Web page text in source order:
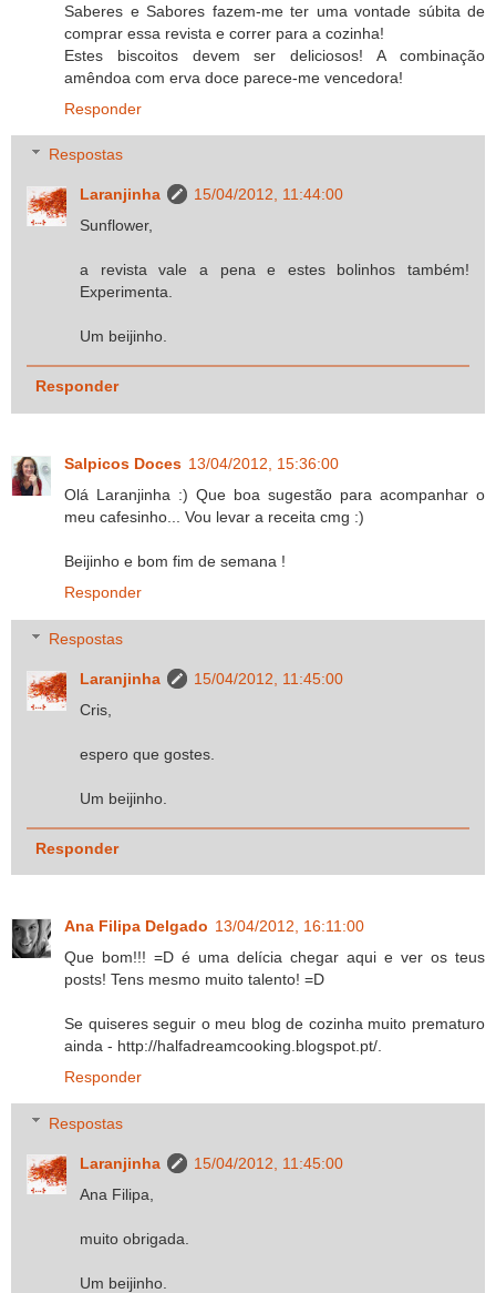
Saberes e Sabores fazem-me ter uma vontade súbita de
comprar essa revista e correr para a cozinha!
Estes biscoitos devem ser deliciosos! A combinação
amêndoa com erva doce parece-me vencedora!
Responder
Respostas
Laranjinha
15/04/2012, 11:44:00
Sunflower,
a revista vale a pena e estes bolinhos também!
Experimenta.
Um beijinho.
Responder
Salpicos Doces 13/04/2012, 15:36:00
Olá Laranjinha :) Que boa sugestão para acompanhar o
meu cafesinho... Vou levar a receita cmg :)
Beijinho e bom fim de semana !
Responder
Respostas
Laranjinha
15/04/2012, 11:45:00
Cris,
espero que gostes.
Um beijinho.
Responder
Ana Filipa Delgado 13/04/2012, 16:11:00
Que bom!!! =D é uma delícia chegar aqui e ver os teus
posts! Tens mesmo muito talento! =D
Se quiseres seguir o meu blog de cozinha muito prematuro
ainda - http://halfadreamcooking.blogspot.pt/.
Responder
Respostas
Laranjinha
15/04/2012, 11:45:00
Ana Filipa,
muito obrigada.
Um beijinho.